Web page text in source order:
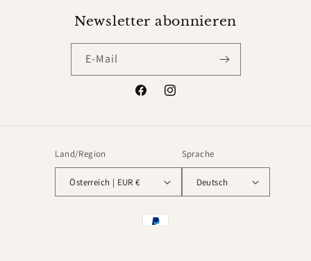
Newsletter abonnieren
E-Mail
FacebookInstagram
Land/Region
Österreich | EUR €
Sprache
Deutsch
Zahlungsmethoden